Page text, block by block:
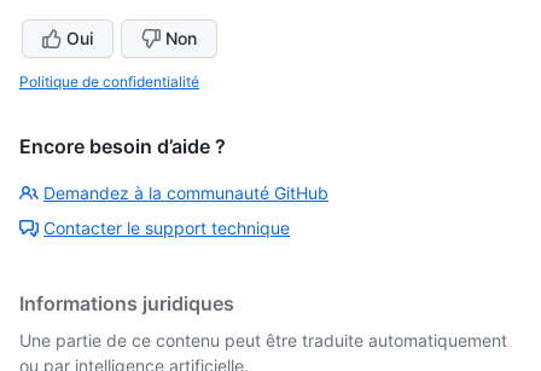
Oui Non
Politique de confidentialité
Encore besoin d’aide ?
Demandez à la communauté GitHub
Contacter le support technique
Informations juridiques
Une partie de ce contenu peut être traduite automatiquement
ou par intelligence artificielle.